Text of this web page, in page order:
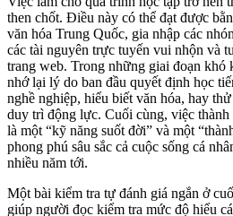
then chốt. Điều này có thể đạt được
văn hóa Trung Quốc, gia nhập các
các tài nguyên trực tuyến vui nhộn và
trang web. Trong những giai đoạn khó
nhớ lại lý do ban đầu quyết định học
nghề nghiệp, hiểu biết văn hóa, hay
duy trì động lực. Cuối cùng, việc
là một “kỹ năng suốt đời” và một
phong phú sâu sắc cả cuộc sống cá
nhiều năm tới.
Một bài kiểm tra tự đánh giá ngắn ở
giúp người đọc kiểm tra mức độ hiểu